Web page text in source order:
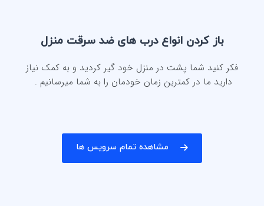
باز کردن انواع درب های ضد سرقت منزل
فکر کنید شما پشت در منزل خود گیر کردید و به کمک نیاز
دارید ما در کمترین زمان خودمان را به شما میرسانیم .
مشاهده تمام سرویس ها